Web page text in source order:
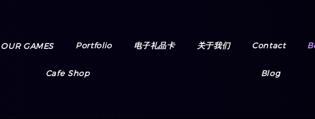
OUR GAMES Portfolio 电子礼品卡 关于我们 Contact
Cafe Shop Blog